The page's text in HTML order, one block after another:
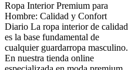
Ropa Interior Premium para
Hombre: Calidad y Confort
Diario La ropa interior de calidad
es la base fundamental de
cualquier guardarropa masculino.
En nuestra tienda online